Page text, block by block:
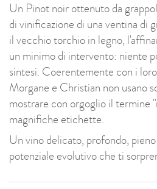
Un Pinot noir ottenuto da
di vinificazione di una ventina di
il vecchio torchio in legno,
un minimo di intervento: niente
sintesi. Coerentemente con i
Morgane e Christian non usano
mostrare con orgoglio il termine
magnifiche etichette.
Un vino delicato, profondo,
potenziale evolutivo che ti